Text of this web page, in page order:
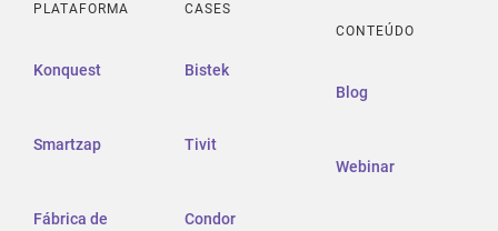
PLATAFORMA
Konquest
Smartzap
Fábrica de
CASES
Bistek
Tivit
Condor
CONTEÚDO
Blog
Webinar